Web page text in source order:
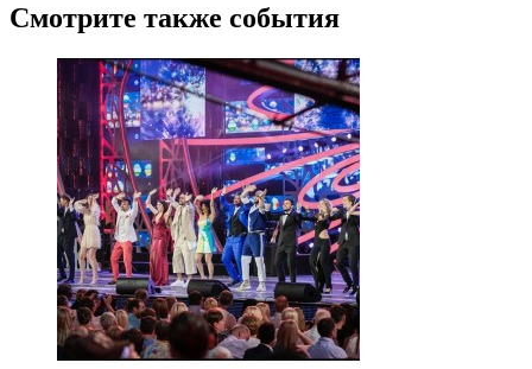
Смотрите также события